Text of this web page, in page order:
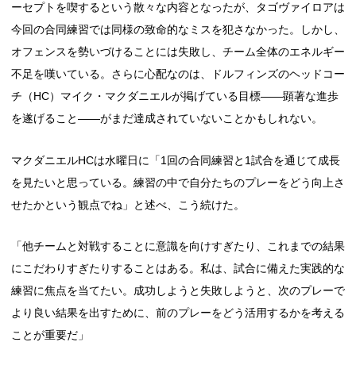
ーセプトを喫するという散々な内容となったが、タゴヴァイロアは
今回の合同練習では同様の致命的なミスを犯さなかった。しかし、
オフェンスを勢いづけることには失敗し、チーム全体のエネルギー
不足を嘆いている。さらに心配なのは、ドルフィンズのヘッドコー
チ（HC）マイク・マクダニエルが掲げている目標――顕著な進歩
を遂げること――がまだ達成されていないことかもしれない。
マクダニエルHCは水曜日に「1回の合同練習と1試合を通じて成長
を見たいと思っている。練習の中で自分たちのプレーをどう向上さ
せたかという観点でね」と述べ、こう続けた。
「他チームと対戦することに意識を向けすぎたり、これまでの結果
にこだわりすぎたりすることはある。私は、試合に備えた実践的な
練習に焦点を当てたい。成功しようと失敗しようと、次のプレーで
より良い結果を出すために、前のプレーをどう活用するかを考える
ことが重要だ」